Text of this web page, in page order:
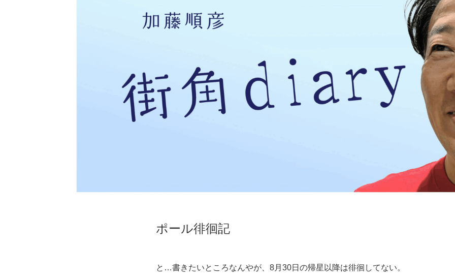
ポール徘徊記
と…書きたいところなんやが、8月30日の帰星以降は徘徊してない。